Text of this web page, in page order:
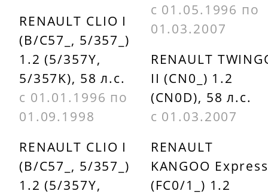
RENAULT CLIO I
(B/C57_, 5/357_)
1.2 (5/357Y,
5/357K), 58 л.с.
с 01.01.1996 по
01.09.1998
RENAULT CLIO I
(B/C57_, 5/357_)
1.2 (5/357Y,
с 01.05.1996 по
01.03.2007
RENAULT
II (CN0_) 1.2
(CN0D), 58 л.с.
с 01.03.2007
RENAULT
KANGOO Express
(FC0/1_) 1.2